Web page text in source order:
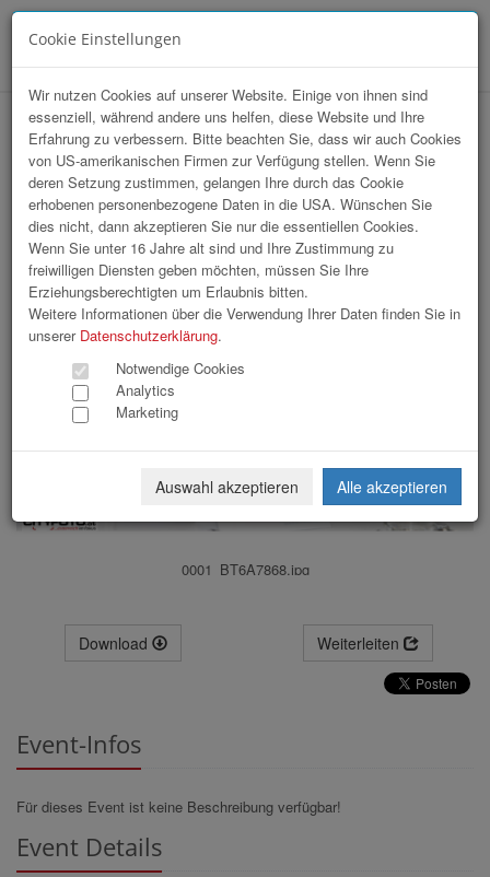
StartUp Sport / Charity Gourmet Abend
mit Johann Lafer
0001_BT6A7868.jpg
Download Weiterleiten
Event-Infos
Für dieses Event ist keine Beschreibung verfügbar!
Event Details
Cookie Einstellungen
Wir nutzen Cookies auf unserer Website. Einige von ihnen sind
essenziell, während andere uns helfen, diese Website und Ihre
Erfahrung zu verbessern. Bitte beachten Sie, dass wir auch Cookies
von US-amerikanischen Firmen zur Verfügung stellen. Wenn Sie
deren Setzung zustimmen, gelangen Ihre durch das Cookie
erhobenen personenbezogene Daten in die USA. Wünschen Sie
dies nicht, dann akzeptieren Sie nur die essentiellen Cookies.
Wenn Sie unter 16 Jahre alt sind und Ihre Zustimmung zu
freiwilligen Diensten geben möchten, müssen Sie Ihre
Erziehungsberechtigten um Erlaubnis bitten.
Weitere Informationen über die Verwendung Ihrer Daten finden Sie in
unserer Datenschutzerklärung.
Notwendige Cookies
Analytics
Marketing
Auswahl akzeptieren Alle akzeptieren